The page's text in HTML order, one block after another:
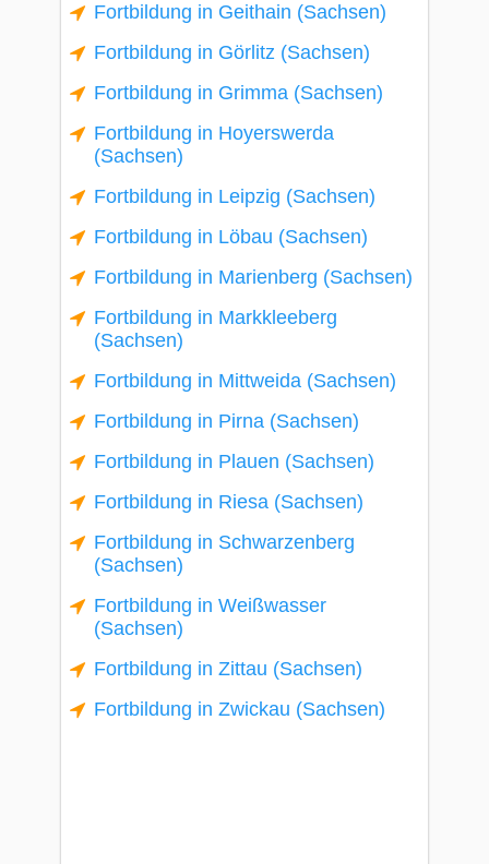
Fortbildung in Geithain (Sachsen)
Fortbildung in Görlitz (Sachsen)
Fortbildung in Grimma (Sachsen)
Fortbildung in Hoyerswerda
(Sachsen)
Fortbildung in Leipzig (Sachsen)
Fortbildung in Löbau (Sachsen)
Fortbildung in Marienberg (Sachsen)
Fortbildung in Markkleeberg
(Sachsen)
Fortbildung in Mittweida (Sachsen)
Fortbildung in Pirna (Sachsen)
Fortbildung in Plauen (Sachsen)
Fortbildung in Riesa (Sachsen)
Fortbildung in Schwarzenberg
(Sachsen)
Fortbildung in Weißwasser
(Sachsen)
Fortbildung in Zittau (Sachsen)
Fortbildung in Zwickau (Sachsen)